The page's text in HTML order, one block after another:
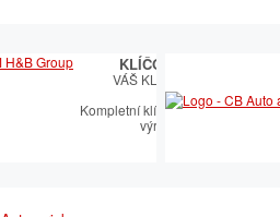
KLÍČOVÉ CENTRUM
VÁŠ KLÍČOVÝ PARTNER
Kompletní klíčařský sortiment
výroby autoklíčů